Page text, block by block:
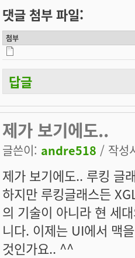
댓글 첨부 파일:
첨부
답글
제가 보기에도..
글쓴이: andre518 / 작성
제가 보기에도.. 루킹 글
하지만 루킹글래스든
의 기술이 아니라 현 세
니다. 이제는 UI에서 맥
것인가요.. ^^